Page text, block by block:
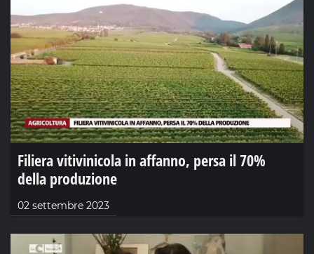
Filiera vitivinicola in affanno, persa il 70%
della produzione
02 settembre 2023